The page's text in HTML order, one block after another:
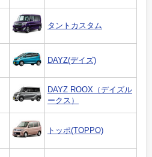
タントカスタム
DAYZ(デイズ)
DAYZ ROOX（デイズル
ークス）
トッポ(TOPPO)